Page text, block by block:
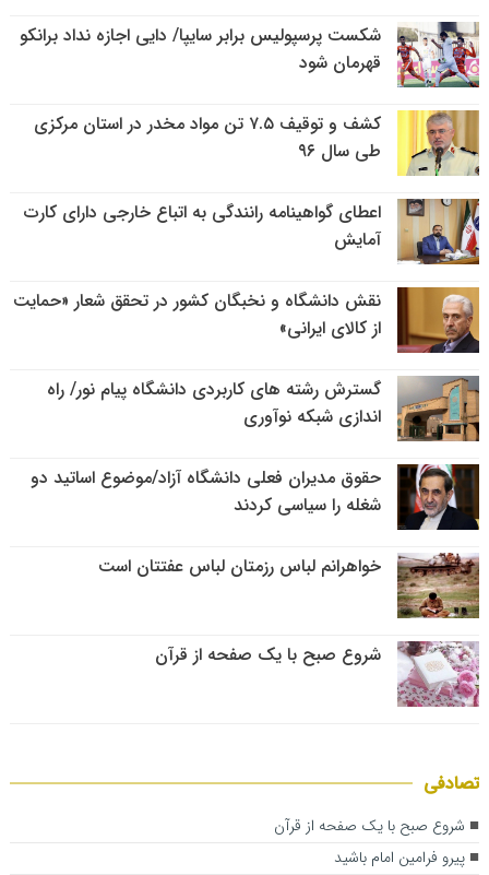
شکست پرسپولیس برابر سایپا/ دایی اجازه نداد برانکو
قهرمان شود
کشف و توقیف ۷.۵ تن مواد مخدر در استان مرکزی
طی سال ۹۶
اعطای گواهینامه رانندگی به اتباع خارجی دارای کارت
آمایش
نقش دانشگاه و نخبگان کشور در تحقق شعار «حمایت
از کالای ایرانی»
گسترش رشته های کاربردی دانشگاه پیام نور/ راه
اندازی شبکه نوآوری
حقوق مدیران فعلی دانشگاه آزاد/موضوع اساتید دو
شغله را سیاسی کردند
خواهرانم لباس رزمتان لباس عفتتان است
شروع صبح با یک صفحه از قرآن
تصادفی
شروع صبح با یک صفحه از قرآن
پیرو فرامین امام باشید